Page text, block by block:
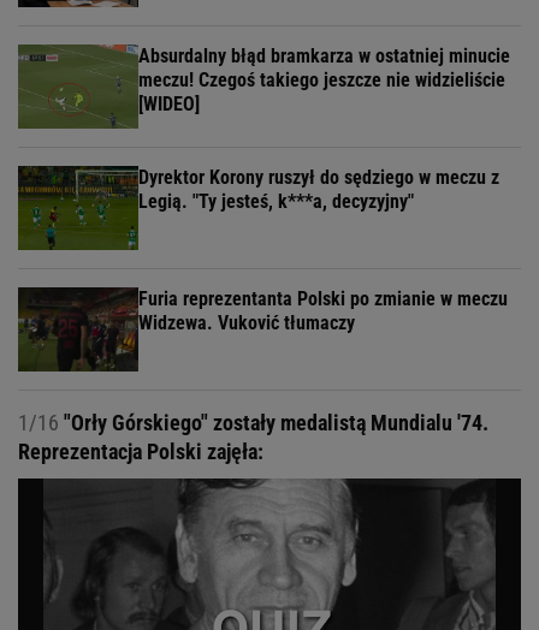
Absurdalny błąd bramkarza w ostatniej minucie
meczu! Czegoś takiego jeszcze nie widzieliście
[WIDEO]
Dyrektor Korony ruszył do sędziego w meczu z
Legią. "Ty jesteś, k***a, decyzyjny"
Furia reprezentanta Polski po zmianie w meczu
Widzewa. Vuković tłumaczy
1/16 "Orły Górskiego" zostały medalistą Mundialu '74.
Reprezentacja Polski zajęła: